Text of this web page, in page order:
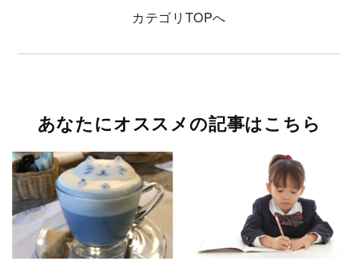
カテゴリ TOPへ
あなたにオススメの記事はこちら